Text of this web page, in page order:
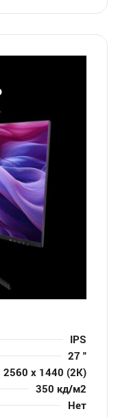
IPS
27 "
2560 x 1440 (2K)
350 кд/м2
Нет